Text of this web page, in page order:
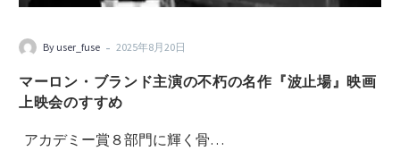
By user_fuse - 2025年8月20日
マーロン・ブランド主演の不朽の名作『波止場』映画
上映会のすすめ
アカデミー賞８部門に輝く骨…